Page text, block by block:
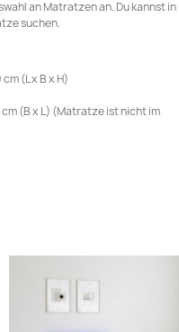
an Matratzen an. Du kannst in
suchen.
(L x B x H)
(B x L) (Matratze ist nicht im